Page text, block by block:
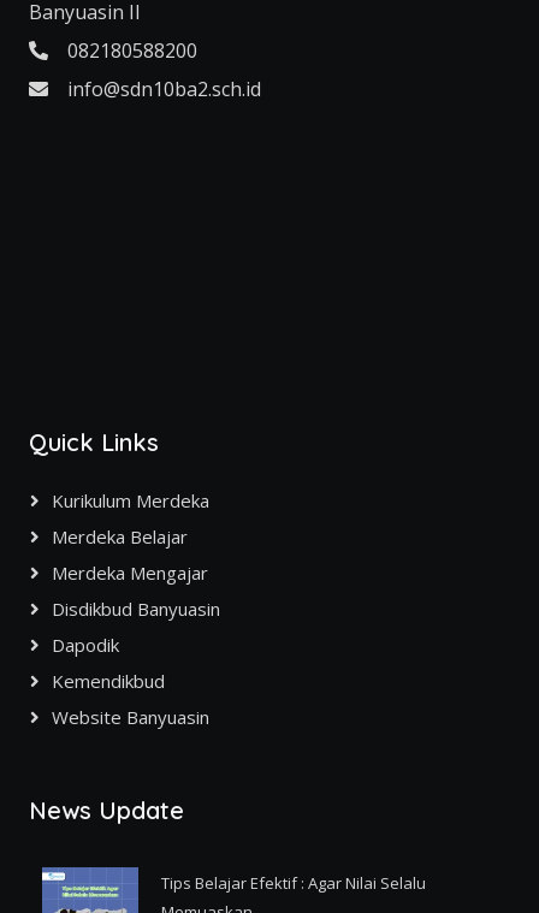
Banyuasin II
082180588200
info@sdn10ba2.sch.id
Quick Links
Kurikulum Merdeka
Merdeka Belajar
Merdeka Mengajar
Disdikbud Banyuasin
Dapodik
Kemendikbud
Website Banyuasin
News Update
Tips Belajar Efektif : Agar Nilai Selalu